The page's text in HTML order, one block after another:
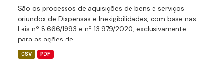
São os processos de aquisições de bens e serviços
oriundos de Dispensas e Inexigibilidades, com base nas
Leis nº 8.666/1993 e nº 13.979/2020, exclusivamente
para as ações de...
CSV PDF